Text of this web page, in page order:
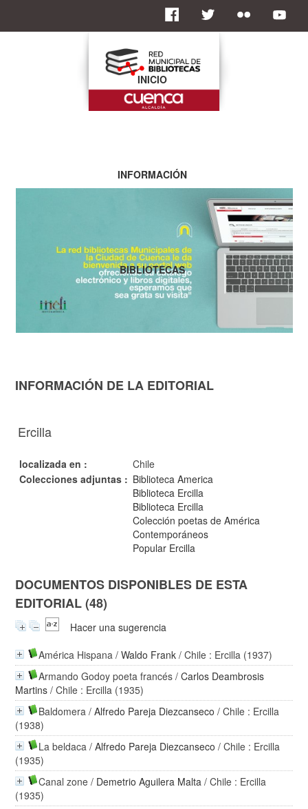
INFORMACIÓN DE LA EDITORIAL
Ercilla
localizada en :
Chile
Colecciones adjuntas : Biblioteca America
Biblioteca Ercilla
Biblioteca Ercilla
Colección poetas de América
Contemporáneos
Popular Ercilla
DOCUMENTOS DISPONIBLES DE ESTA
EDITORIAL (48)
Hacer una sugerencia
América Hispana /Waldo Frank / Chile : Ercilla (1937)
Armando Godoy poeta francés /Carlos Deambrosis
Martins / Chile : Ercilla (1935)
Baldomera /Alfredo Pareja Diezcanseco / Chile : Ercilla
(1938)
La beldaca /Alfredo Pareja Diezcanseco / Chile : Ercilla
(1935)
Canal zone / Demetrio Aguilera Malta / Chile : Ercilla
(1935)
INICIO
INFORMACIÓN
BIBLIOTECAS